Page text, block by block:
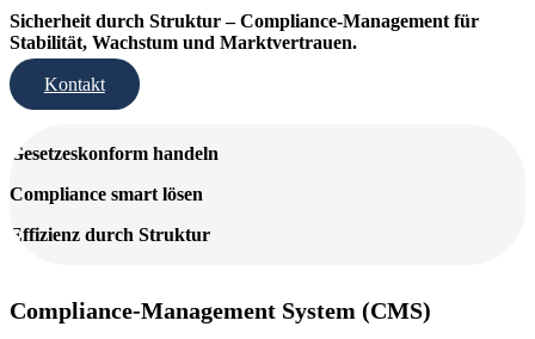
Sicherheit durch Struktur – Compliance-Management für
Stabilität, Wachstum und Marktvertrauen.
Kontakt
Gesetzeskonform handeln
Compliance smart lösen
Effizienz durch Struktur
Compliance-Management System (CMS)